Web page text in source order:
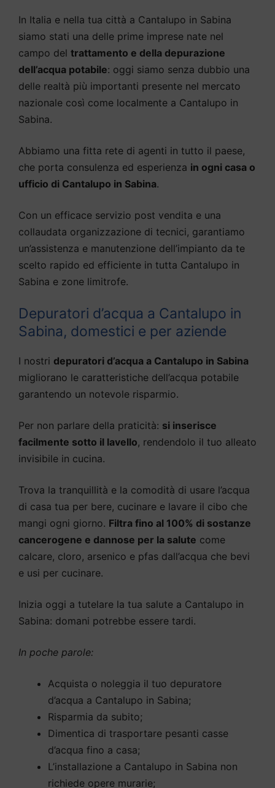
In Italia e nella tua città a Cantalupo in Sabina
siamo stati una delle prime imprese nate nel
campo del trattamento e della depurazione
dell’acqua potabile: oggi siamo senza dubbio una
delle realtà più importanti presente nel mercato
nazionale così come localmente a Cantalupo in
Sabina.
Abbiamo una fitta rete di agenti in tutto il paese,
che porta consulenza ed esperienza in ogni casa o
ufficio di Cantalupo in Sabina.
Con un efficace servizio post vendita e una
collaudata organizzazione di tecnici, garantiamo
un’assistenza e manutenzione dell’impianto da te
scelto rapido ed efficiente in tutta Cantalupo in
Sabina e zone limitrofe.
Depuratori d’acqua a Cantalupo in
Sabina, domestici e per aziende
I nostri depuratori d’acqua a Cantalupo in Sabina
migliorano le caratteristiche dell’acqua potabile
garantendo un notevole risparmio.
Per non parlare della praticità: si inserisce
facilmente sotto il lavello, rendendolo il tuo alleato
invisibile in cucina.
Trova la tranquillità e la comodità di usare l’acqua
di casa tua per bere, cucinare e lavare il cibo che
mangi ogni giorno. Filtra fino al 100% di sostanze
cancerogene e dannose per la salute come
calcare, cloro, arsenico e pfas dall’acqua che bevi
e usi per cucinare.
Inizia oggi a tutelare la tua salute a Cantalupo in
Sabina: domani potrebbe essere tardi.
In poche parole:
Acquista o noleggia il tuo depuratore
d’acqua a Cantalupo in Sabina;
Risparmia da subito;
Dimentica di trasportare pesanti casse
d’acqua fino a casa;
L’installazione a Cantalupo in Sabina non
richiede opere murarie;